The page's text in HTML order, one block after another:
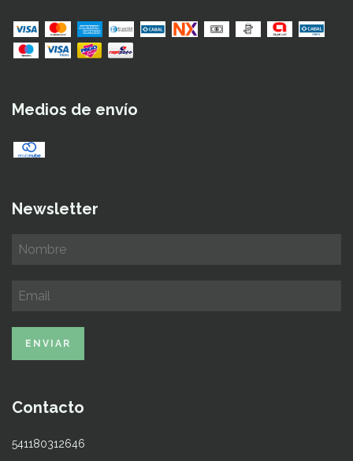
Medios de envío
Newsletter
Contacto
541180312646